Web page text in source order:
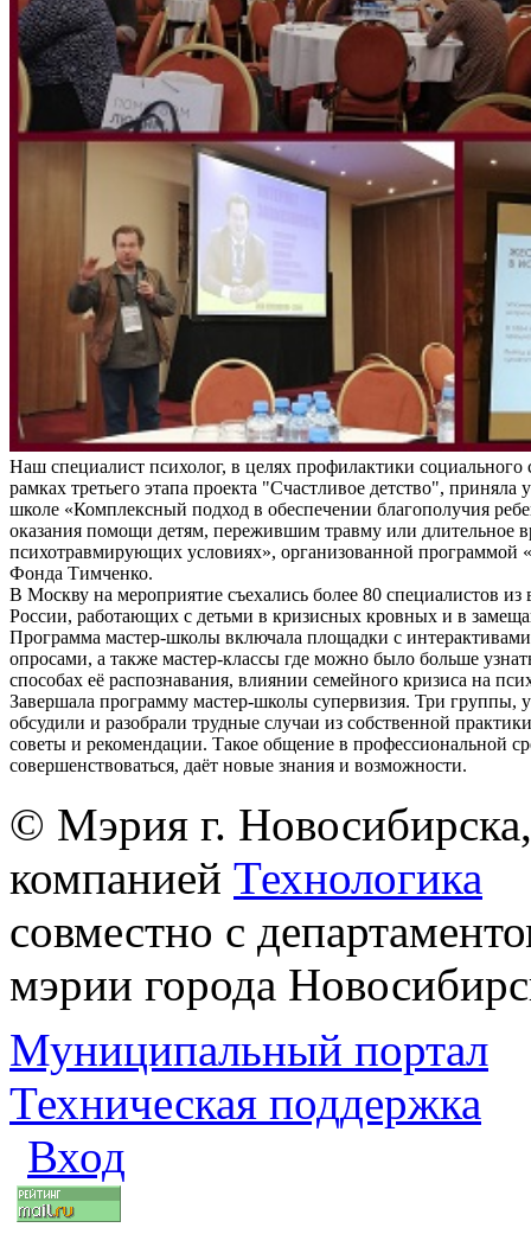
Наш специалист психолог, в целях профилактики социального
рамках третьего этапа проекта "Счастливое детство", приняла
школе «Комплексный подход в обеспечении благополучия
оказания помощи детям, пережившим травму или длительное
психотравмирующих условиях», организованной программой
Фонда Тимченко.
В Москву на мероприятие съехались более 80 специалистов из
России, работающих с детьми в кризисных кровных и в
Программа мастер-школы включала площадки с
опросами, а также мастер-классы где можно было больше
способах её распознавания, влиянии семейного кризиса на
Завершала программу мастер-школы супервизия. Три группы,
обсудили и разобрали трудные случаи из собственной
советы и рекомендации. Такое общение в профессиональной
совершенствоваться, даёт новые знания и возможности.
© Мэрия г.
компанией Технологика
совместно с
мэрии города
Муниципальный портал
Техническая поддержка
Вход